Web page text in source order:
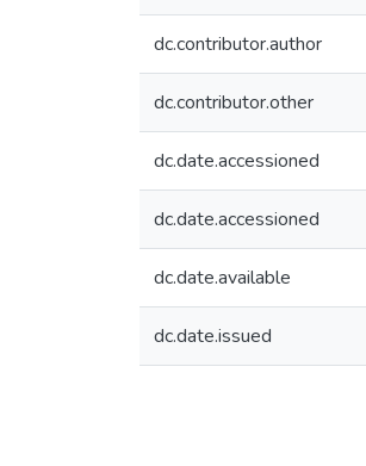
dc.contributor.author
dc.contributor.other
dc.date.accessioned
dc.date.accessioned
dc.date.available
dc.date.issued